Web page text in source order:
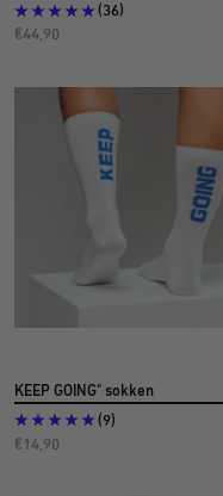
(36)
Aanbiedingsprijs
€44,90
KEEP GOING" sokken
(9)
Aanbiedingsprijs
€14,90